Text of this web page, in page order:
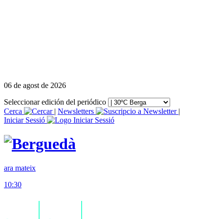
06 de agost de 2026
Seleccionar edición del periódico
Cerca
| Newsletters
|
Iniciar Sessió
ara mateix
10:30